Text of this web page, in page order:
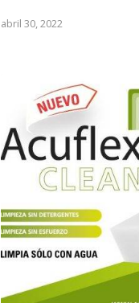
abril 30, 2022